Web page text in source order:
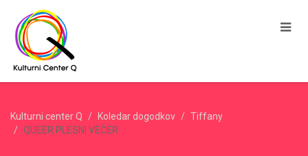
Kulturni center Q Koledar dogodkov
Tiffany
QUEER PLESNI VEČER